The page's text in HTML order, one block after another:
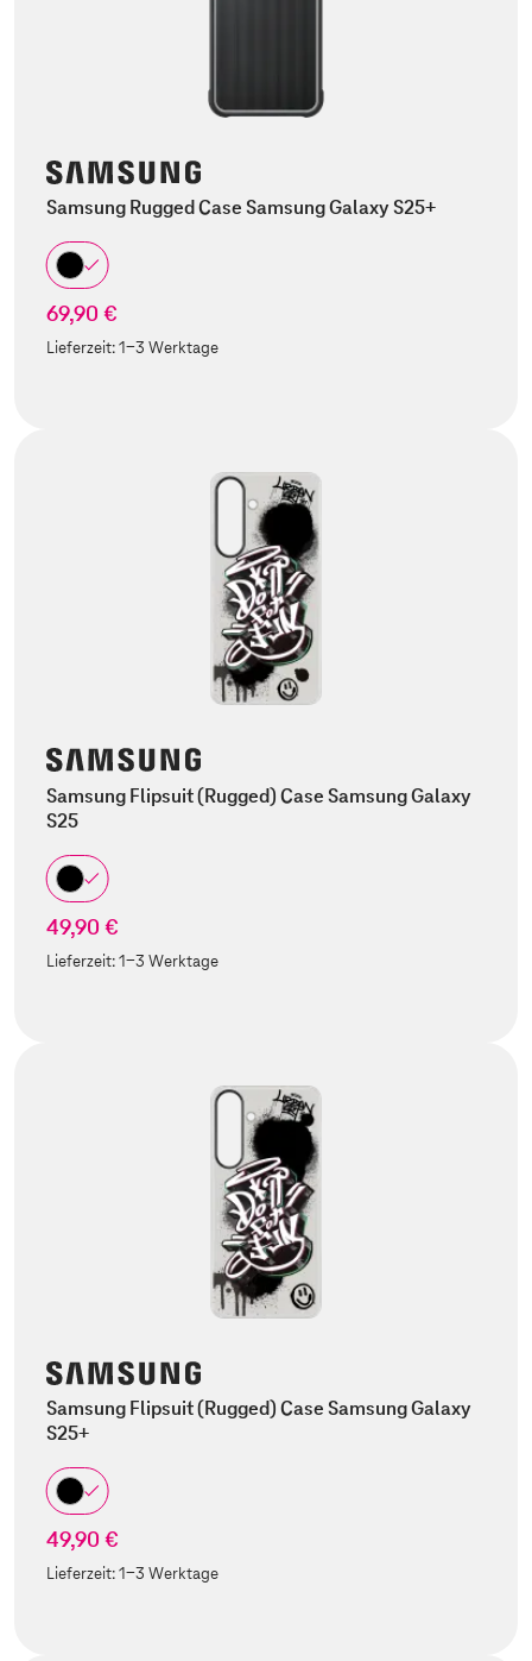
Samsung Rugged Case Samsung Galaxy S25+
69,90 €
Lieferzeit:1-3 Werktage
Samsung Flipsuit (Rugged) Case Samsung Galaxy
S25
49,90 €
Lieferzeit:1-3 Werktage
Samsung Flipsuit (Rugged) Case Samsung Galaxy
S25+
49,90 €
Lieferzeit:1-3 Werktage